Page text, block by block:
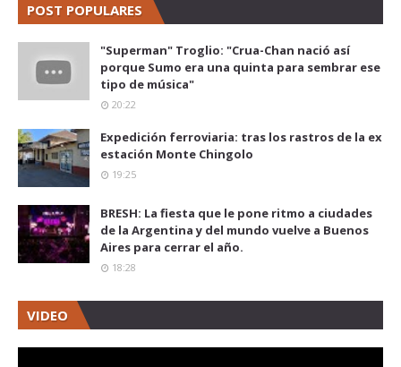
POST POPULARES
"Superman" Troglio: "Crua-Chan nació así
porque Sumo era una quinta para sembrar ese
tipo de música"
20:22
Expedición ferroviaria: tras los rastros de la ex
estación Monte Chingolo
19:25
BRESH: La fiesta que le pone ritmo a ciudades
de la Argentina y del mundo vuelve a Buenos
Aires para cerrar el año.
18:28
VIDEO